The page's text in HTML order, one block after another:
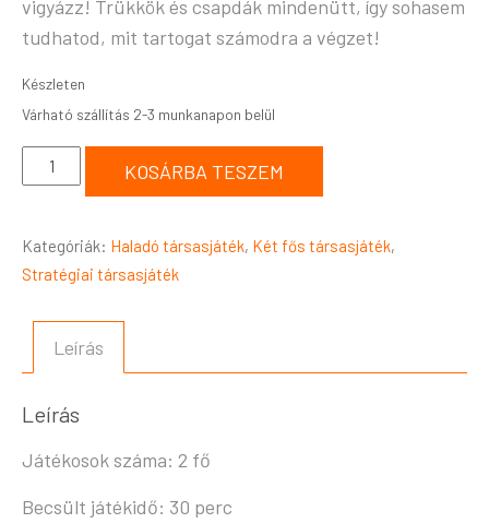
vigyázz! Trükkök és csapdák mindenütt, így sohasem
tudhatod, mit tartogat számodra a végzet!
Készleten
KOSÁRBA TESZEM
Kategóriák: Haladó társasjáték, Két fős társasjáték,
Stratégiai társasjáték
Leírás
Leírás
Játékosok száma: 2 fő
Becsült játékidő: 30 perc